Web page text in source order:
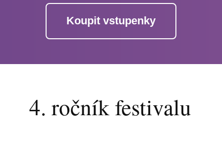
Koupit vstupenky
4. ročník festivalu